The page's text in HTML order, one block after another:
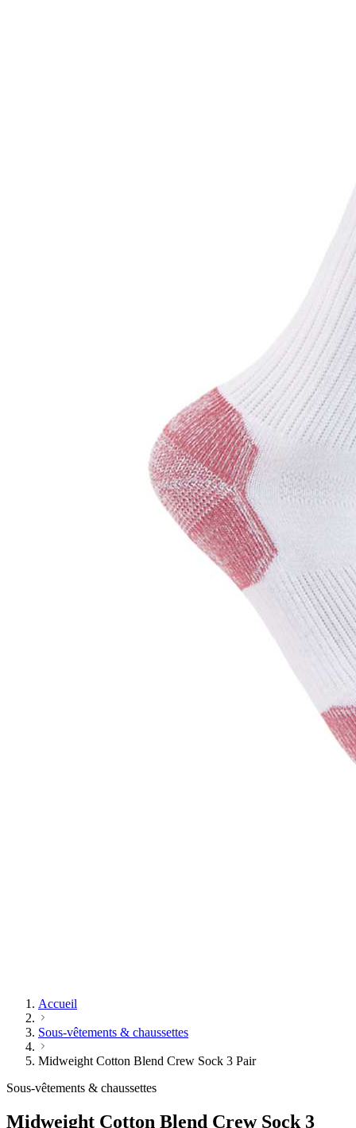
Accueil
Sous-vêtements & chaussettes
Midweight Cotton Blend Crew Sock 3 Pair
Sous-vêtements & chaussettes
Midweight Cotton Blend Crew Sock 3